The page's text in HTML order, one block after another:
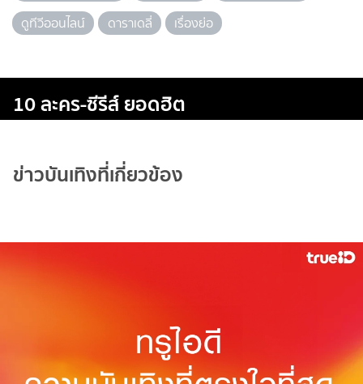
ดูทีวีออนไลน์
ดาราเดลี่ เรื่องย่อ
10 ละคร-ซีรีส์ ยอดฮิต
ข่าวบันเทิงที่เกี่ยวข้อง